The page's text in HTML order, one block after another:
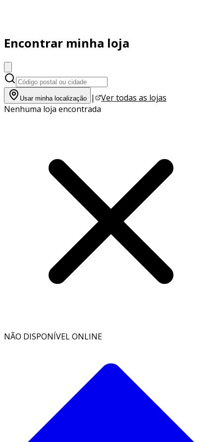
Encontrar minha loja
Usar minha localização |
Ver todas as lojas
Nenhuma loja encontrada
NÃO DISPONÍVEL ONLINE